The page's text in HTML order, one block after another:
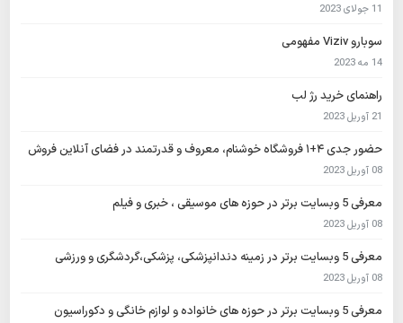
11 جولای 2023
سوبارو Viziv مفهومی
14 مه 2023
راهنمای خرید رژ لب
21 آوریل 2023
حضور جدی ۴+۱ فروشگاه خوشنام، معروف و قدرتمند در فضای آنلاین فروش
08 آوریل 2023
معرفی 5 وبسایت برتر در حوزه های موسیقی ، خبری و فیلم
08 آوریل 2023
معرفی 5 وبسایت برتر در زمینه دندانپزشکی، پزشکی،گردشگری و ورزشی
08 آوریل 2023
معرفی 5 وبسایت برتر در حوزه های خانواده و لوازم خانگی و دکوراسیون